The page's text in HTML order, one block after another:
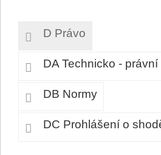
D Právo
DA Technicko -
DB Normy
DC Prohlášení o